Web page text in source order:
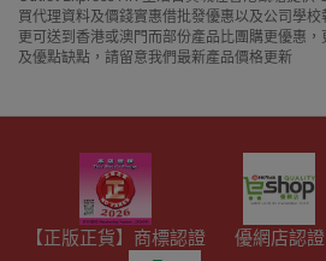
買代理資料及價錢實惠借批發優惠以及公司學校
更可送到香港或澳門而部份產品比團購更優惠
及優點缺點，請留意我們最新產品價格更新
【正版正貨】商標認證 優網店認證